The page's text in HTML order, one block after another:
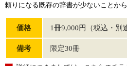
頼りになる既存の辞書が少ないことか
価格 1冊9,000円（税込・別
備考 限定30冊